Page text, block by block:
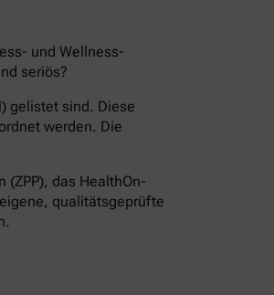
und Wellness-
seriös?
gelistet sind. Diese
werden. Die
das HealthOn-
qualitätsgeprüfte